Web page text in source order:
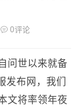
0评论
问世以来就备
发布网，我们
文将率领年夜